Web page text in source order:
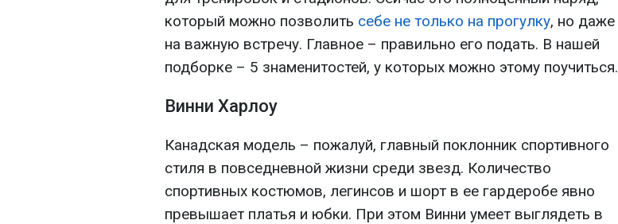
который можно позволить себе не только на прогулку, но даже
на важную встречу. Главное – правильно его подать. В нашей
подборке – 5 знаменитостей, у которых можно этому поучиться.
Винни Харлоу
Канадская модель – пожалуй, главный поклонник спортивного
стиля в повседневной жизни среди звезд. Количество
спортивных костюмов, легинсов и шорт в ее гардеробе явно
превышает платья и юбки. При этом Винни умеет выглядеть в